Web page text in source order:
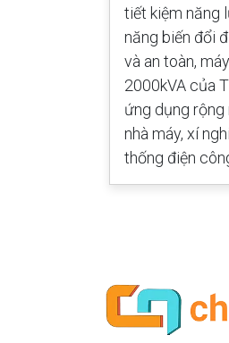
tiết kiệm năng
năng biến đổi
và an toàn,
2000kVA của
ứng dụng
nhà máy, xí
thống điện